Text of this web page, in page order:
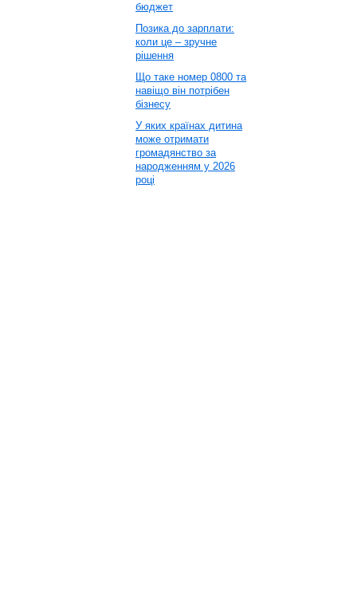
бюджет
Позика до зарплати:
коли це – зручне
рішення
Що таке номер 0800 та
навіщо він потрібен
бізнесу
У яких країнах дитина
може отримати
громадянство за
народженням у 2026
році